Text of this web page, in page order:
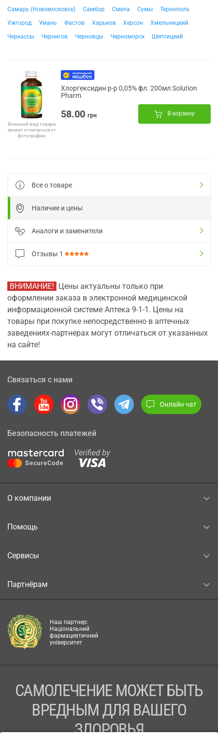
Самарь (Новомосковск)
Самбор Смела Сумы
Тернополь
Ужгород
Умань Фастов Харьков Херсон
Хмельницкий
Черкассы
Чернигов Черновцы Черноморск Шептицкий
Внешний вид товара
может отличаться от
фотографии
Хлоргексидин р-р 0,05% фл. 200мл Solution
Pharm
58.00 грн В корзину
Все о товаре
Наличие и цены
Аналоги и заменители
Отзывы 1
ВНИМАНИЕ! Цены актуальны только при
оформлении заказа в электронной медицинской
информационной системе Аптека 9-1-1. Цены на
товары при покупке непосредственно в аптечных
заведениях-партнерах могут отличаться от указанных
на сайте!
Связаться с нами
Онлайн чат
Безопасность платежей
О компании
Помощь
Сервисы
Партнёрам
Наш партнер:
Національний
фармацевтичний
університет
САМОЛЕЧЕНИЕ МОЖЕТ БЫТЬ
ВРЕДНЫМ ДЛЯ ВАШЕГО
ЗДОРОВЬЯ